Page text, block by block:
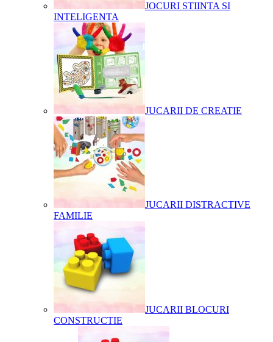
JOCURI STIINTA SI
INTELIGENTA
JUCARII DE CREATIE
JUCARII DISTRACTIVE
FAMILIE
JUCARII BLOCURI
CONSTRUCTIE